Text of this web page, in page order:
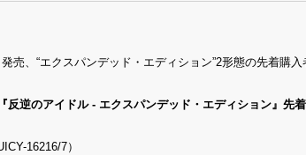
売、“エクスパンデッド・エディション”2形態の先着購
反逆のアイドル - エクスパンデッド・エディション』先
16216/7）